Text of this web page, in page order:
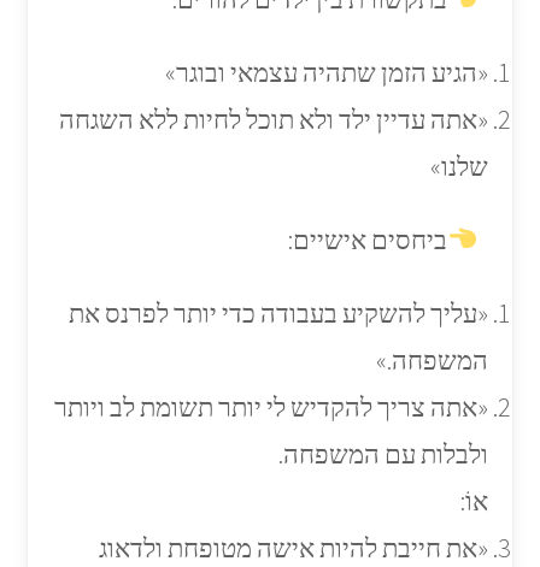
«הגיע הזמן שתהיה עצמאי ובוגר»
«אתה עדיין ילד ולא תוכל לחיות ללא השגחה
שלנו»
ביחסים אישיים:
«עליך להשקיע בעבודה כדי יותר לפרנס את
המשפחה.»
«אתה צריך להקדיש לי יותר תשומת לב ויותר
ולבלות עם המשפחה.
אוֹ:
«את חייבת להיות אישה מטופחת ולדאוג